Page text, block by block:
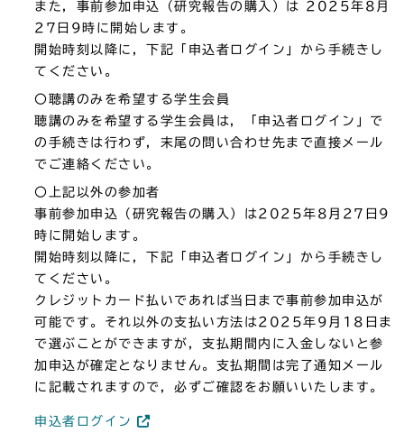
また，事前参加申込（研究報告の購入）は 2025年8月
27日9時に開始します。
開始時刻以降に，下記「申込者ログイン」から手続きし
てください。
〇聴講のみを希望する学生会員
聴講のみを希望する学生会員は，「申込者ログイン」で
の手続きは行わず，末尾の問い合わせ先まで直接メール
でご連絡ください。
〇上記以外の参加者
事前参加申込（研究報告の購入）は2025年8月27日9
時に開始します。
開始時刻以降に，下記「申込者ログイン」から手続きし
てください。
クレジットカード払いであれば当日まで事前参加申込が
可能です。それ以外の支払い方法は2025年9月18日ま
で選ぶことができますが，支払期間内に入金しないと参
加申込が確定となりません。支払期間は完了通知メール
に記載されますので，必ずご確認をお願いいたします。
申込者ログイン